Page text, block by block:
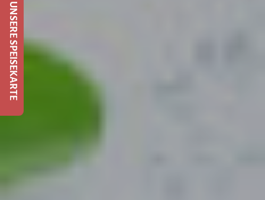
UNSERE SPEISEKARTE